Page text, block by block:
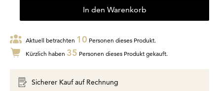
In den Warenkorb
Aktuell betrachten 10 Personen dieses Produkt.
Kürzlich haben 35 Personen dieses Produkt gekauft.
Sicherer Kauf auf Rechnung